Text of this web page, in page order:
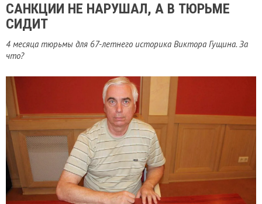
САНКЦИИ НЕ НАРУШАЛ, А В ТЮРЬМЕ
СИДИТ
4 месяца тюрьмы для 67-летнего историка Виктора Гущина. За
что?